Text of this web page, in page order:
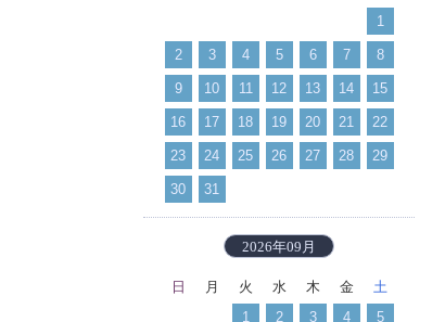
1
2 3 4 5 6 7 8
9 10 11 12 13 14 15
16 17 18 19 20 21 22
23 24 25 26 27 28 29
30 31
2026年09月
日 月 火 水 木 金
土
1
2 3 4 5